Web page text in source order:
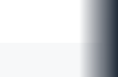
ารเชิงปฏิบัติ